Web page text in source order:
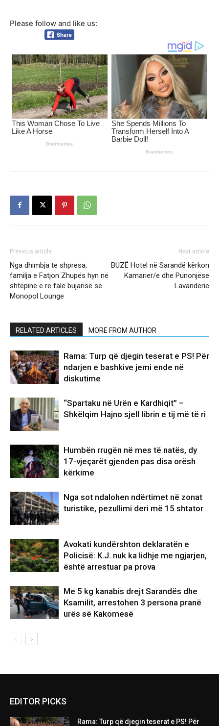
Please follow and like us:
Previous article
Nga dhimbja te shpresa,
familja e Fatjon Zhupës hyn në
shtëpinë e re falë bujarisë së
Monopol Lounge
Next article
BUZË Hotel në Sarandë kërkon
Kamarier/e dhe Punonjëse
Lavanderie
RELATED ARTICLES MORE FROM AUTHOR
Rama: Turp që djegin teserat e PS! Për
ndarjen e bashkive jemi ende në
diskutime
“Spartaku në Urën e Kardhiqit” –
Shkëlqim Hajno sjell librin e tij më të ri
Humbën rrugën në mes të natës, dy
17-vjeçarët gjenden pas disa orësh
kërkime
Nga sot ndalohen ndërtimet në zonat
turistike, pezullimi deri më 15 shtator
Avokati kundërshton deklaratën e
Policisë: K.J. nuk ka lidhje me ngjarjen,
është arrestuar pa prova
Me 5 kg kanabis drejt Sarandës dhe
Ksamilit, arrestohen 3 persona pranë
urës së Kakomesë
EDITOR PICKS
Rama: Turp që djegin teserat e PS! Për